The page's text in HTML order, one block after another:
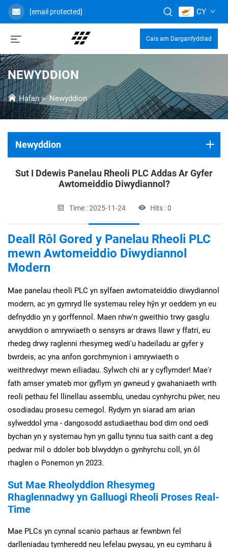
[email protected] CY
Cais am Darganfyddiad
NEWYDDION
Hafan> Newyddion
Newyddion
Sut I Ddewis Panelau Rheoli PLC Addas Ar Gyfer
Awtomeiddio Diwydiannol?
Time : 2025-11-24 Hits : 0
Deall Rôl Gored y Panelau Rheoli PLC
mewn Awtomeiddio Diwydiannol
Modern
Mae panelau rheoli PLC yn sylfaen awtomateiddio diwydiannol
modern, ac yn gymryd lle systemau reley hŷn yr oeddem yn eu
defnyddio yn y gorffennol. Maen nhw'n gweithio trwy gasglu
arwyddion o amrywiaeth o sensyrs ar draws llawr y ffatri, eu
rhedeg drwy raglenni rhesymeg wedi'u hadeiladu ar gyfer y
bwrdeis, ac yna anfon gorchmynion i amrywiaeth o
weithredwyr mewn eiliadau. Sylwch chi ar y cyflymder! Mae'r
fath amser ymateb mor gyflym yn gwneud y gwahaniaeth wrth
reoli pethau fel llinellau assemblu, unedau cynhyrchu pŵer, neu
osodiadau prosesu cemegol. Rydym yn siarad am arian
sylweddol yma - dangosodd astudiaethau bod dim ond oedi
bychan yn y systemau hyn yn gallu tynnu tua saith cant a deg
pedwar mil o ddoler bob blwyddyn o gynhyrchu coll, yn ôl
rhaglen o Ponemon yn 2023.
Sut Mae Rheolyddion Rhesymeg
Rhaglennadwy yn Galluogi Rheoli Proses Real-
Time
Mae PLCs yn cynnal scanio parhaus ar fewnbwn fel
darlleniadau tymheredd neu lefelau pwysau, yn eu cymharu â